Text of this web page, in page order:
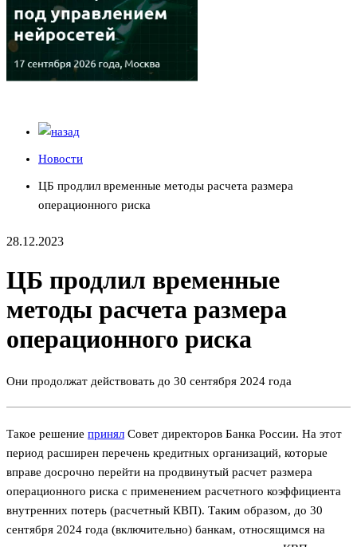
Новости
ЦБ продлил временные методы расчета размера
операционного риска
28.12.2023
ЦБ продлил временные
методы расчета размера
операционного риска
Они продолжат действовать до 30 сентября 2024 года
Такое решение принял Совет директоров Банка России. На этот
период расширен перечень кредитных организаций, которые
вправе досрочно перейти на продвинутый расчет размера
операционного риска с применением расчетного коэффициента
внутренних потерь (расчетный КВП). Таким образом, до 30
сентября 2024 года (включительно) банкам, относящимся на